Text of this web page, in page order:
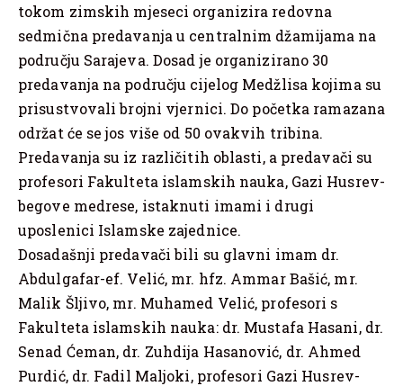
tokom zimskih mjeseci organizira redovna
sedmična predavanja u centralnim džamijama na
području Sarajeva. Dosad je organizirano 30
predavanja na području cijelog Medžlisa kojima su
prisustvovali brojni vjernici. Do početka ramazana
održat će se jos više od 50 ovakvih tribina.
Predavanja su iz različitih oblasti, a predavači su
profesori Fakulteta islamskih nauka, Gazi Husrev-
begove medrese, istaknuti imami i drugi
uposlenici Islamske zajednice.
Dosadašnji predavači bili su glavni imam dr.
Abdulgafar-ef. Velić, mr. hfz. Ammar Bašić, mr.
Malik Šljivo, mr. Muhamed Velić, profesori s
Fakulteta islamskih nauka: dr. Mustafa Hasani, dr.
Senad Ćeman, dr. Zuhdija Hasanović, dr. Ahmed
Purdić, dr. Fadil Maljoki, profesori Gazi Husrev-